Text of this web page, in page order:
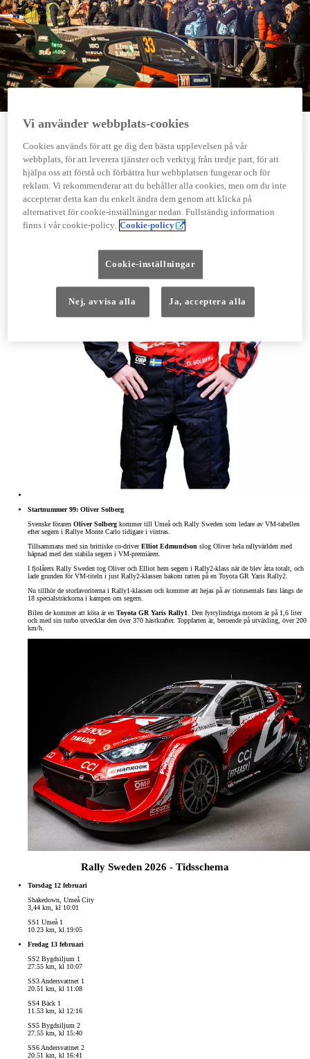
Startnummer 99: Oliver Solberg
Svenske föraren Oliver Solberg kommer till Umeå och Rally Sweden som ledare av VM-tabellen
efter segern i Rallye Monte Carlo tidigare i vintras.
Tillsammans med sin brittiske co-driverElliot Edmundson slog Oliver hela rallyvärlden med
häpnad med den stabila segern i VM-premiären.
I fjolårets Rally Sweden tog Oliver och Elliot hem segern i Rally2-klass när de blev åtta totalt, och
lade grunden för VM-titeln i just Rally2-klassen bakom ratten på en Toyota GR Yaris Rally2.
Nu tillhör de storfavoriterna i Rally1-klassen och kommer att hejas på av tiotusentals fans längs de
18 specialsträckorna i kampen om segern.
Bilen de kommer att köra är en Toyota GR Yaris Rally1. Den fyrcylindriga motorn är på 1,6 liter
och med sin turbo utvecklar den över 370 hästkrafter. Toppfarten är, beroende på utväxling, över 200
km/h.
Rally Sweden 2026 - Tidsschema
Torsdag 12 februari
Shakedown, Umeå City
3,44 km, kl 10:01
SS1 Umeå 1
10.23 km, kl.19:05
Fredag 13 februari
SS2 Bygdsiljum 1
27.55 km, kl 10:07
SS3 Andersvattnet 1
20.51 km, kl 11:08
SS4 Bäck 1
11.53 km, kl 12:16
SS5 Bygdsiljum 2
27.55 km, kl 15:40
SS6 Andersvattnet 2
20.51 km, kl 16:41
Vi använder webbplats-cookies
Cookies används för att ge dig den bästa upplevelsen på vår
webbplats, för att leverera tjänster och verktyg från tredje part, för att
hjälpa oss att förstå och förbättra hur webbplatsen fungerar och för
reklam. Vi rekommenderar att du behåller alla cookies, men om du inte
accepterar detta kan du enkelt ändra dem genom att klicka på
alternativet för cookie-inställningar nedan. Fullständig information
finns i vår cookie-policy. Cookie-policy
Cookie-inställningar
Nej, avvisa alla Ja, acceptera alla